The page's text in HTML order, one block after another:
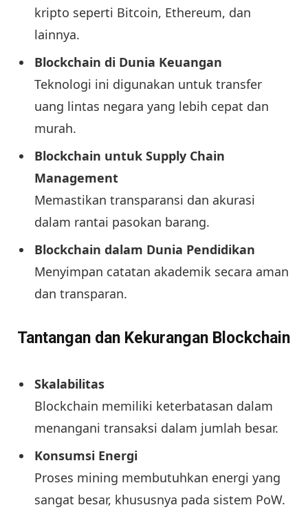
kripto seperti Bitcoin, Ethereum, dan
lainnya.
Blockchain di Dunia Keuangan
Teknologi ini digunakan untuk transfer
uang lintas negara yang lebih cepat dan
murah.
Blockchain untuk Supply Chain
Management
Memastikan transparansi dan akurasi
dalam rantai pasokan barang.
Blockchain dalam Dunia Pendidikan
Menyimpan catatan akademik secara aman
dan transparan.
Tantangan dan Kekurangan Blockchain
Skalabilitas
Blockchain memiliki keterbatasan dalam
menangani transaksi dalam jumlah besar.
Konsumsi Energi
Proses mining membutuhkan energi yang
sangat besar, khususnya pada sistem PoW.